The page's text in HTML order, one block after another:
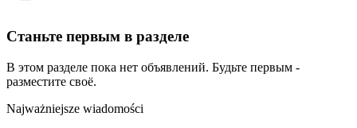
Станьте первым в разделе
В этом разделе пока нет объявлений. Будьте первым -
разместите своё.
Najważniejsze wiadomości